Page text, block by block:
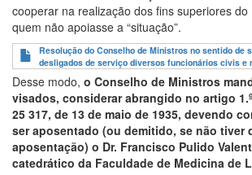
cooperar na realização dos fins superiores do
quem não apoiasse a “situação”.
Resolução do Conselho de Ministros no sentido de
desligados de serviço diversos funcionários civis e
Desse modo, o Conselho de Ministros
visados, considerar abrangido no artigo
25 317, de 13 de maio de 1935, devendo
ser aposentado (ou demitido, se não tiver
aposentação) o Dr. Francisco Pulido
catedrático da Faculdade de Medicina de